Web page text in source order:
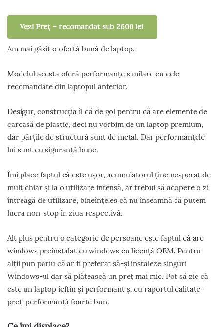
Vezi Preț – recomandat sub 2600 lei
Am mai găsit o ofertă bună de laptop.
Modelul acesta oferă performanțe similare cu cele
recomandate din laptopul anterior.
Desigur, construcția îl dă de gol pentru că are elemente de
carcasă de plastic, deci nu vorbim de un laptop premium,
dar părțile de structură sunt de metal. Dar performanțele
lui sunt cu siguranță bune.
Îmi place faptul că este ușor, acumulatorul ține nesperat de
mult chiar și la o utilizare intensă, ar trebui să acopere o zi
întreagă de utilizare, bineînțeles că nu înseamnă că putem
lucra non-stop în ziua respectivă.
Alt plus pentru o categorie de persoane este faptul că are
windows preinstalat cu windows cu licență OEM. Pentru
alții pun pariu că ar fi preferat să-și instaleze singuri
Windows-ul dar să plătească un preț mai mic. Pot să zic că
este un laptop ieftin și performant și cu raportul calitate-
preț-performanță foarte bun.